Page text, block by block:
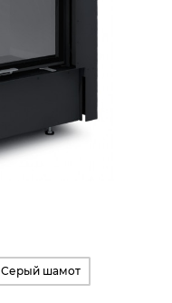
Серый шамот